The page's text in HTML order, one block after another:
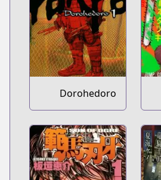
Dorohedoro